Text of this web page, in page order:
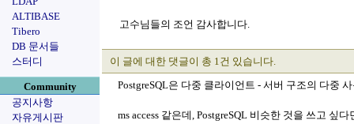
ALTIBASE
Tibero
DB 문서들
스터디
Community
공지사항
자유게시판
고수님들의 조언 감사합니다.
이 글에 대한 댓글이 총 1건 있습니다.
PostgreSQL은 다중 클라이언트 - 서버 구조의 다중
ms access 같은데, PostgreSQL 비슷한 것을 쓰고 싶